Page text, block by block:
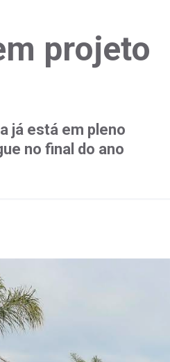
projeto
já está em pleno
no final do ano